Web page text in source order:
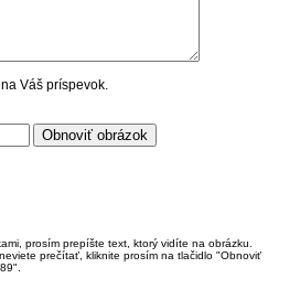
Váš príspevok.
prosím prepíšte text, ktorý vidíte na obrázku.
prečítať, kliknite prosím na tlačidlo "Obnoviť